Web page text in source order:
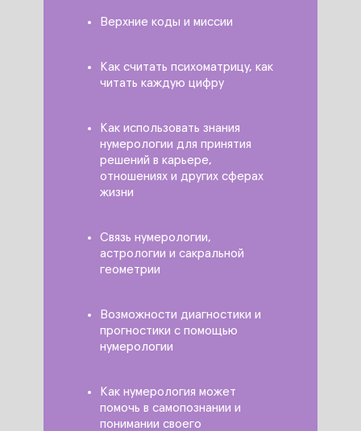
Верхние коды и миссии
Как считать психоматрицу, как
читать каждую цифру
Как использовать знания
нумерологии для принятия
решений в карьере,
отношениях и других сферах
жизни
Связь нумерологии,
астрологии и сакральной
геометрии
Возможности диагностики и
прогностики с помощью
нумерологии
Как нумерология может
помочь в самопознании и
понимании своего